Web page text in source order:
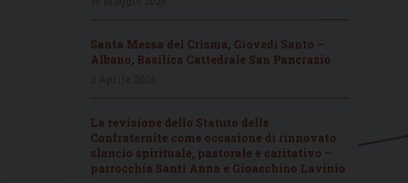
Santa Messa del Crisma, Giovedì Santo –
Albano, Basilica Cattedrale San Pancrazio
La revisione dello Statuto delle
Confraternite come occasione di rinnovato
slancio spirituale, pastorale e caritativo –
parrocchia Santi Anna e Gioacchino Lavinio